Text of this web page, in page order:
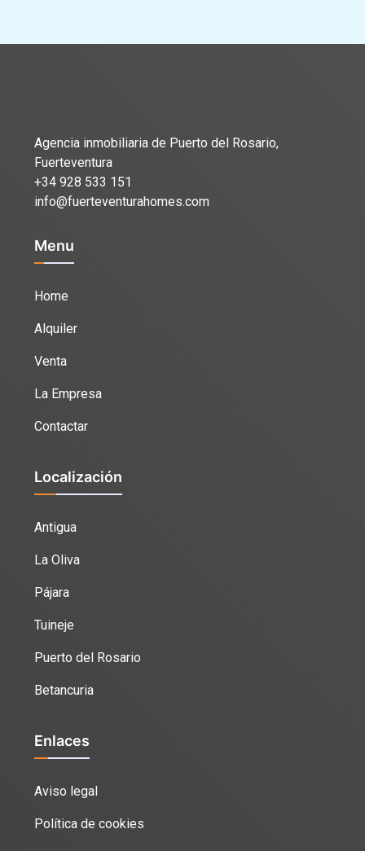
Agencia inmobiliaria de Puerto del Rosario,
Fuerteventura
+34 928 533 151
info@fuerteventurahomes.com
Menu
Home
Alquiler
Venta
La Empresa
Contactar
Localización
Antigua
La Oliva
Pájara
Tuineje
Puerto del Rosario
Betancuria
Enlaces
Aviso legal
Política de cookies